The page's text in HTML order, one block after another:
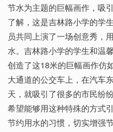
节水为主题的巨幅画作，吸
了解，这是吉林路小学的学
员共同上演了一场创意秀，
水。吉林路小学的学生和温
创造了这18米的巨幅画作仿
大通道的公交车上，在汽车
天，就吸引了很多的市民纷
希望能够用这种特殊的方式
节约用水的习惯，切实增强